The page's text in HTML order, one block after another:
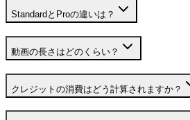
StandardとProの違いは？
動画の長さはどのくらい？
クレジットの消費はどう計算されますか？